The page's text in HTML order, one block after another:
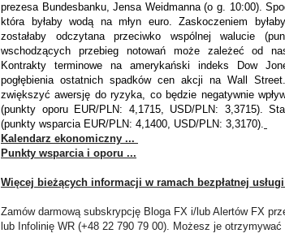
prezesa Bundesbanku, Jensa Weidmanna (o g. 10:00).
która byłaby wodą na młyn euro. Zaskoczeniem
zostałaby odczytana przeciwko wspólnej walucie
wschodzących przebieg notowań może zależeć od
Kontrakty terminowe na amerykański indeks Dow
pogłębienia ostatnich spadków cen akcji na Wall
zwiększyć awersję do ryzyka, co będzie negatywnie
(punkty oporu EUR/PLN: 4,1715, USD/PLN: 3,3715).
(punkty wsparcia EUR/PLN: 4,1400, USD/PLN: 3,3170).
Kalendarz ekonomiczny ...
Punkty wsparcia i oporu ...
Więcej bieżących informacji w ramach bezpłatnej
Zamów darmową subskrypcję Bloga FX i/lub Alertów FX
lub Infolinię WR (+48 22 790 79 00). Możesz je